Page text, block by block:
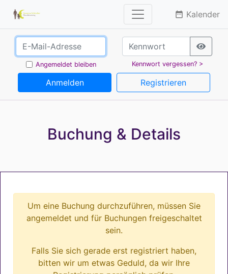
date_range Kalender
Angemeldet bleiben Kennwort vergessen? >
Anmelden Registrieren
Buchung & Details
Um eine Buchung durchzuführen, müssen Sie
angemeldet und für Buchungen freigeschaltet
sein.
Falls Sie sich gerade erst registriert haben,
bitten wir um etwas Geduld, da wir Ihre